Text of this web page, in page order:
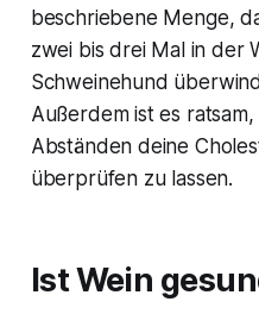
beschriebene Menge,
zwei bis drei Mal in der
Schweinehund
Außerdem ist es
Abständen deine
überprüfen zu lassen.
Ist Wein